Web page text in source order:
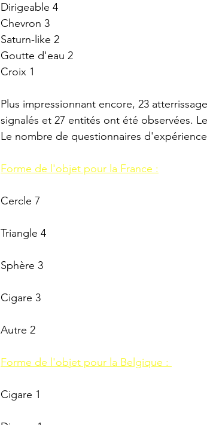
Dirigeable 4
Chevron 3
Saturn-like 2
Goutte d'eau 2
Croix 1
Plus impressionnant encore, 23
signalés et 27 entités ont été observées.
Le nombre de questionnaires
Forme de l'objet pour la France :
Cercle 7
Triangle 4
Sphère 3
Cigare 3
Autre 2
Forme de l'objet pour la Belgique :
Cigare 1